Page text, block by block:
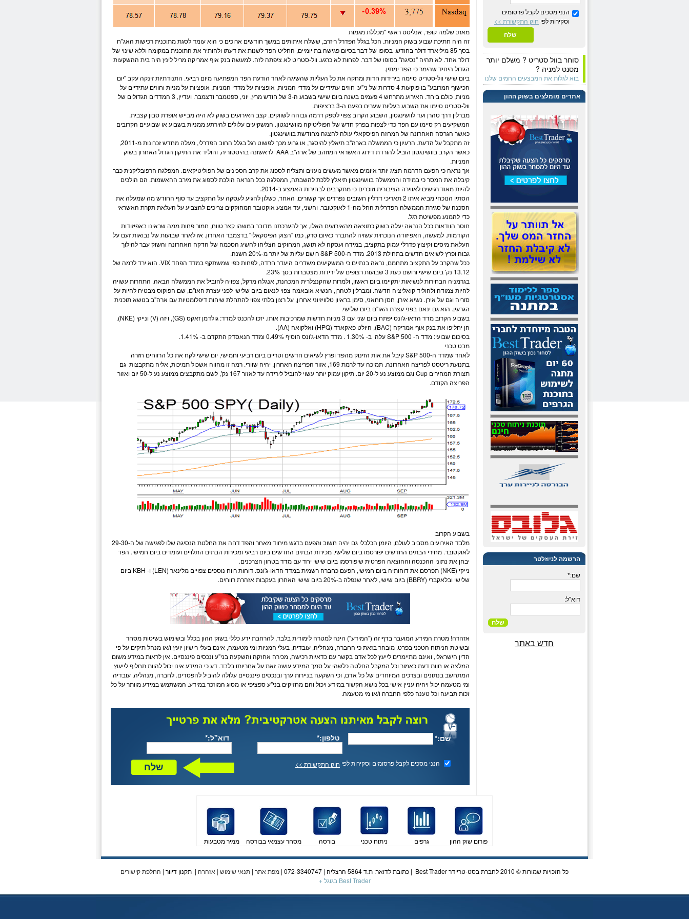
מאת: שלמה קופר, אנליסט ראשי "מכללתמגמות
זה היה חתיכת שבוע בשוק המניות. הכל בגלל הפדרל ריזרב, ששלח איתותים במשך חודשים ארוכים כי הוא עומד לסגת מתוכנית רכישות האג"ח
בסך 85 מיליארד
דולר בחודש. בסופו של דבר בסיום פגישה בת יומיים, החליט הפד לשנות את דעתו ולהותיר את התוכנית במקומה וללא שינוי של
דולר אחד. לא תהיה "נסיגה" בסופו של דבר. לפחות לא כרגע. וול-סטריט לא ציפתה לזה. למעשה בנק אוף אמריקהמריל לינץ היה בית ההשקעות
הגדול היחיד שהימר כי הפד ימתין.
ביום שישי וול-סטריט סיימה בירידות חדות ומחקה את כל העליות שהשיגה לאחר הודעת הפד המפתיעה מיום רביעי. התנודתיות זינקה עקב "יום
הכישוף המרובע" בו פוקעות 4 סדרות של ני"ע:
חוזים עתידיים על מדדי המניות, אופציותעל מדדי המניות, אופציותעלמניותוחוזים עתידיים על
מניות
, כולם ביחד. האירוע מתרחש 4 פעמים בשנה ביום שישי בשבוע ה-3 של חודש מרץ, יוני, ספטמבר ודצמבר. ועדיין, 3 המדדים הגדולים של
וול-סטריט סיימו את השבוע בעליות שערים בפעם ה-3 ברציפות.
מברלין דרך טהרן ועד לוושינגטון, השבוע הקרוב צפוי לספק דרמה גבוהה לשווקים. קצב האירועים בשוק לא היה מבייש אופרת סבון קצבית.
המשקיעים רק סיימו עם הפד כדי לצפות בפרק חדש של הפוליטיקה מוושינגטון. המשקיעים עלולים להירתע ממניות בשבוע או שבועיים הקרובים
כאשר הגרסה האחרונה של המחזה הפיסקאלי עולה להצגה מחודשת בוושינגטון.
זה מתקבל על הדעת. הרעיון כי הממשלה בארה"ב תיאלץ להיסגר, או גרוע מכך לפשוט רגל בגלל החוב הפדרלי, מעלה מחדש זכרונות מ-2011,
כאשר הקרב בוושינגטון הוביל להורדת דירוג האשראי המוזהב של ארה"ב AAA לראשונה בהיסטוריה, והוליד את התיקון הגדול האחרון בשוק
המניות.
אך נראה כי הפעם הדרמה תציג יותר איומים מאשר מעשים נועזים ותצליח לספוג את קרב הסכינים של הפוליטיקאים. המפלגה הרפובליקנית כבר
קיבלה את המסר כי במידה והממשלה בוושינגטון תיאלץ ללכת להשבתה, המפלגה ככל הנראה הולכת לספוג את מירב ההאשמות. הם הולכים
להיות מאוד רגישים לאווירה הציבורית וזוכרים כי מתקרבים לבחירות האמצע ב-2014.
הסתיו הנוכחי מביא איתו 2 תאריכי דדליין חשובים נפרדים אך קשורים. האחד, כשלון להגיע לעסקה על התקציב עד סוף החודש מה שמעלה את
הסכנה של סגירת הממשלה הפדרלית החל מה-1 לאוקטובר. והשני, עד אמצע אוקטובר המחוקקים צריכים להצביע על העלאת תקרת האשראי
כדי להמנע מפשיטת רגל.
חוסר הוודאות ככל הנראה יעלה בשוק כתוצאה מהאירועים האלו, אך להערכתנו מדובר במשהו קצר טווח, חמור פחות ממה שראינו באפיזודות
הקודמות. למעשה, האפיזודה הנוכחית עשויה להתברר כאיום סרק, כמו "הצוק הפיסקאלי" בדצמבר האחרון. אז לאחר שבועות של נבואות זעם על
העלאת מיסים וקיצוץ פדרלי עמוק בתקציב, במידה ועסקה לא תושג, המחוקים הצליחו להשיג הסכמה של הדקה האחרונה והשוק עבר להילוך
גבוה ופרץ לשיאים חדשים בתחילת 2013. מדד ה-
S&P 500רושם עליות של יותר מ-20% השנה.
ככל שהקרב על התקציב מתחמם, נראה בנתיים כי המשקיעים משדרים היעדר חרדה, לפחות כפי שמשתקף במדד הפחד VIX. הוא ירד לרמה של
13.12 נק' ביום שישי ורושם כעת 3 שבועות רצופים של ירידות מצטברות בסך 23%.
בגרמניה הבחירות לנשיאות יתקיימו ביום ראשון, ולמרות שהקנצלרית המכהנת, אנגלה מרקל, צפויה להוביל את הממשלה הבאה, התחרות עשויה
להיות צמודה ולהוליד קואליציה חדשה. ומברלין לטהרן, הנשיא אובאמה צפוי לנאום ביום שלישי לפני עצרת האו"ם, שם הפוקוס מבטיח להיות על
סוריה וגם על אירן. נשיא אירן, חסן רוחאני, סימן בראיון טלוויזיוני אחרון, על רצון בלתי צפוי להתחלת שיחות דיפלומטיות עם ארה"ב בנושא תוכנית
הגרעין. הוא גם ינאם בפני עצרת האו"ם ביום שלישי.
בשבוע הקרוב מדד הדאו-ג'ונס יפתח ביום שני עם 3
מניות
חדשות שמרכיבות אותו. יזכו להכנס למדד: גולדמן זאקס (GS), ויזה (V) ונייקי (NKE).
הן יחליפו את בנק אוף אמריקה (BAC), היולט פאקארד (HPQ) ואלקואה (AA).
בסיכום שבועי: מדד ה- S&P 500עלה ב- 1.30% . מדד הדאו-ג'ונס הוסיף 0.49% ומדד הנאסדק התקדם ב- 1.41%.
מבט טכני
לאחר שמדד ה-S&P 500קיבל את אות הזינוק מהפד ופרץ לשיאים חדשים וטריים ביום רביעי וחמישי, יום שישי לקח את כל הרווחים חזרה
בתנועת ריטסט לפריצה האחרונה. תמיכה עד לרמת 169, אזור הפריצה האחרון, יהיה שוורי. רמה זו מהווה אשכול תמיכות, אליה מתקבצות גם
תצורת המחירים Cup וגם ממוצע נע ל-20 יום. תיקון עמוק יותר עשוי להוביל לירידה עד לאזור 167 נק', לשם מתקבצים ממוצע נע ל-50 יום ואזור
הפריצה הקודם.
בשבוע הקרוב
מלבד האירועים מסביב לעולם, היומן הכלכלי גם יהיה חשוב והפעם בדגש מיחוד מאחר והפד דחה את החלטת הנסיגה שלו לפגישה של ה-29-30
לאוקטובר. מחירי הבתים החדשים יפורסמו ביום שלישי, מכירות הבתים החדשים ביום רביעי ומכירות הבתים התלויים ועומדים ביום חמישי. הפד
יבחן את נתוני ההכנסה וההוצאה הפרטית שיפורסמו ביום שישי יחד עם מדד בטחון הצרכנים.
נייקי (NKE) תפרסם את דוחותיה ביום חמישי, הפעם כחברה רשמית במדד הדאו-ג'ונס. דוחות רווח נוספים צפויים מלינאר (LEN) ו- KBH ביום
שלישי ובלאקברי (BBRY) ביום שישי, לאחר שנפלה ב-20% ביום שישי האחרון בעקבות אזהרת רווחים.
אזהרה! מטרת המידע המועבר בדף זה ("המידע") הינה למטרה לימודית בלבד, להרחבת ידע כללי בשוק ההון בכלל ובשימוש בשיטותמסחר
ובשיטת הניתוח הטכני בפרט. מובהר בזאת כי החברה, מנהליה, עובדיה, בעלי המניותומי מטעמה, אינם בעלי רישיון יועץ ו/או מנהל תיקים על פי
הדין הישראלי, ואינם מתיימרים לייעץ לכל אדם בקשר עם כדאיות רכישה, מכירה אחזקה והשקעה בני"ע ונכסים פיננסיים. אין לראות במידע משום
המלצה או חוות דעת כאמור וכל המקבל החלטה כלשהי על סמך המידע עושה זאת על אחריותו בלבד. דע כי המידע אינו יכול להוות תחליף לייעוץ
המתחשב בנתונים ובצרכים המיוחדים של כל אדם, וכי השקעה בניירות ערךובנכסים פיננסיים עלולה להוביל להפסדים. לחברה, מנהליה, עובדיה
ומי מטעמה יכול ויהיה עניין אישי בכל נושא הקשור במידע ויכול והם מחזיקים בני"ע ספציפי או מסוג המוזכר במידע. המשתמש במידע מוותר על כל
זכות תביעה וכל טענה כלפי החברה ו/או מי מטעמה.
שם:* טלפון:* דוא"ל:*
הנני מסכים לקבל פרסומים וסקירות לפי חוק התקשורת >> שלח
הנני מסכים לקבל פרסומים
וסקירות לפי חוק התקשורת >>
שלח
סוחר בוול סטריט ? משלם יותר
מסנט למניה ?
בוא לגלות את המבצעים החמים שלנו
אתרים מומלצים בשוק ההון
הרשמה לניוזלטר
שם:*
דוא"ל:
שלח
חדש באתר
פורום שוק ההון גרפים ניתוח טכני בורסה מסחר עצמאי בבורסה ממיר מטבעות
כל הזכויות שמורות © 2010 לחברת בסט-טריידר Best Trader | כתובת לדואר: ת.ד 5864 הרצליה | 072-3340747 | מפת אתר | תנאי שימוש | אזהרה | תקנון דיוור | החלפת קישורים
Best Trader בגוגל +